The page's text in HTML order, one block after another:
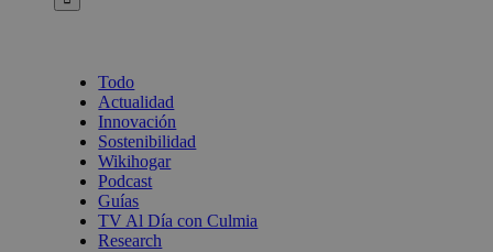
Todo
Actualidad
Innovación
Sostenibilidad
Wikihogar
Podcast
Guías
TV Al Día con Culmia
Research